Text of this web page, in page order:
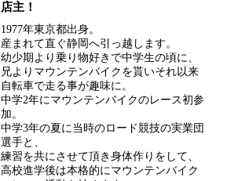
店主！
1977年東京都出身。
産まれて直ぐ静岡へ引っ越します。
幼少期より乗り物好きで中学生の頃に、
兄よりマウンテンバイクを貰いそれ以来
自転車で走る事が趣味に。
中学2年にマウンテンバイクのレース初参
加。
中学3年の夏に当時のロード競技の実業団
選手と、
練習を共にさせて頂き身体作りをして、
高校進学後は本格的にマウンテンバイク